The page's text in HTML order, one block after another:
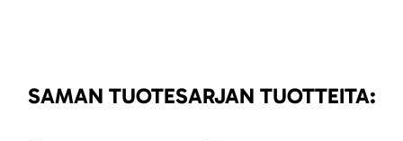
SAMAN TUOTESARJAN TUOTTEITA: